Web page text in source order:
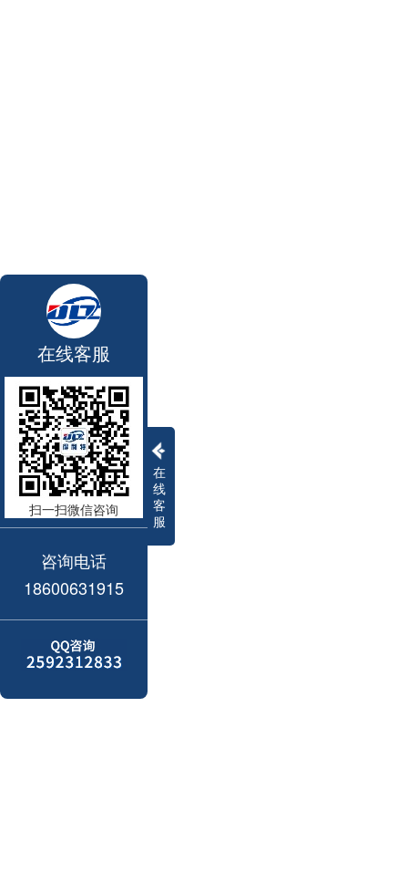
在
线
客
服
在线客服
扫一扫微信咨询
咨询电话
18600631915